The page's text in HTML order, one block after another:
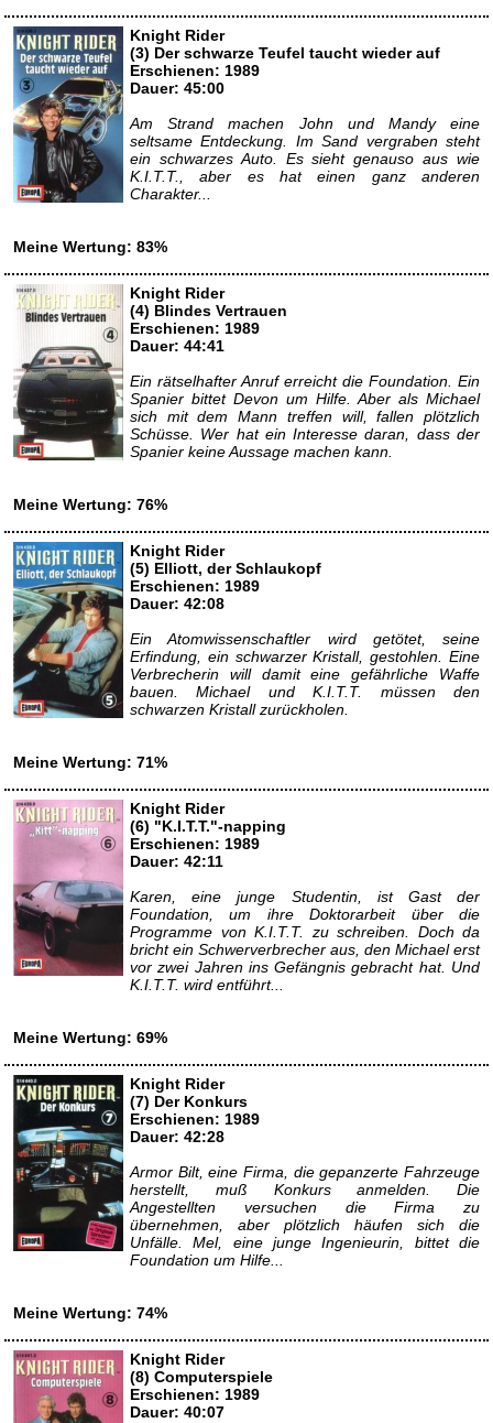
Knight Rider
(3) Der schwarze Teufel taucht wieder auf
Erschienen: 1989
Dauer: 45:00
Am Strand machen John und Mandy eine
seltsame Entdeckung. Im Sand vergraben steht
ein schwarzes Auto. Es sieht genauso aus wie
K.I.T.T., aber es hat einen ganz anderen
Charakter...
Meine Wertung: 83%
Knight Rider
(4) Blindes Vertrauen
Erschienen: 1989
Dauer: 44:41
Ein rätselhafter Anruf erreicht die Foundation. Ein
Spanier bittet Devon um Hilfe. Aber als Michael
sich mit dem Mann treffen will, fallen plötzlich
Schüsse. Wer hat ein Interesse daran, dass der
Spanier keine Aussage machen kann.
Meine Wertung: 76%
Knight Rider
(5) Elliott, der Schlaukopf
Erschienen: 1989
Dauer: 42:08
Ein Atomwissenschaftler wird getötet, seine
Erfindung, ein schwarzer Kristall, gestohlen. Eine
Verbrecherin will damit eine gefährliche Waffe
bauen. Michael und K.I.T.T. müssen den
schwarzen Kristall zurückholen.
Meine Wertung: 71%
Knight Rider
(6) "K.I.T.T."-napping
Erschienen: 1989
Dauer: 42:11
Karen, eine junge Studentin, ist Gast der
Foundation, um ihre Doktorarbeit über die
Programme von K.I.T.T. zu schreiben. Doch da
bricht ein Schwerverbrecher aus, den Michael erst
vor zwei Jahren ins Gefängnis gebracht hat. Und
K.I.T.T. wird entführt...
Meine Wertung: 69%
Knight Rider
(7) Der Konkurs
Erschienen: 1989
Dauer: 42:28
Armor Bilt, eine Firma, die gepanzerte Fahrzeuge
herstellt, muß Konkurs anmelden. Die
Angestellten versuchen die Firma zu
übernehmen, aber plötzlich häufen sich die
Unfälle. Mel, eine junge Ingenieurin, bittet die
Foundation um Hilfe...
Meine Wertung: 74%
Knight Rider
(8) Computerspiele
Erschienen: 1989
Dauer: 40:07